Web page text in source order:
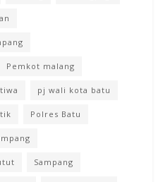
Pemkot malang
pj wali kota batu
Polres Batu
Sampang